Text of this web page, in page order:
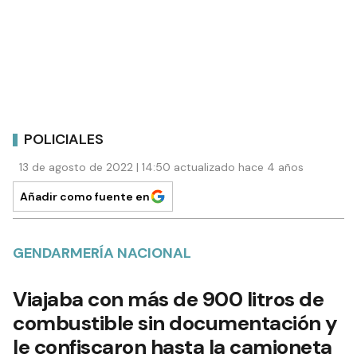
POLICIALES
13 de agosto de 2022 | 14:50 actualizado hace 4 años
Añadir como fuente en
GENDARMERÍA NACIONAL
Viajaba con más de 900 litros de
combustible sin documentación y
le confiscaron hasta la camioneta